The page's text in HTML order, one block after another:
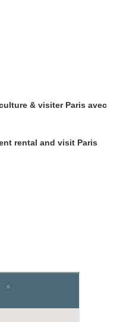
& visiter Paris avec
rental and visit Paris